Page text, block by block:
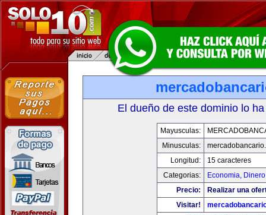
El dueño de este dominio lo
Mayusculas:
Minusculas:
Longitud:
15 caracteres
Categorias:
Economia,
Precio:
Realizar una
Visitar!